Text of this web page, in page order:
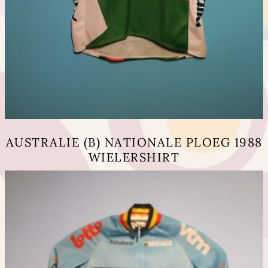
AUSTRALIE (B) NATIONALE PLOEG 1988
WIELERSHIRT
più
varianti.
Le
opzioni
possono